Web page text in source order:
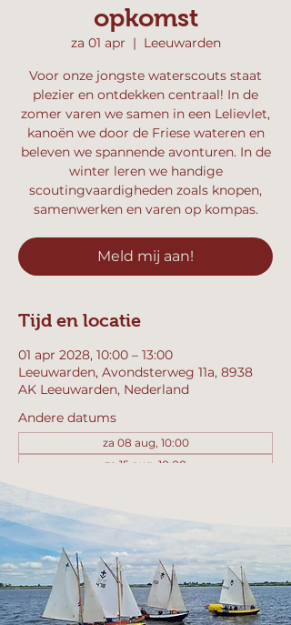
opkomst
za 01 apr
  |
Leeuwarden
Voor onze jongste waterscouts staat
plezier en ontdekken centraal! In de
zomer varen we samen in een Lelievlet,
kanoën we door de Friese wateren en
beleven we spannende avonturen. In de
winter leren we handige
scoutingvaardigheden zoals knopen,
samenwerken en varen op kompas.
Meld mij aan!
Tijd en locatie
01 apr 2028, 10:00 – 13:00
Leeuwarden, Avondsterweg 11a, 8938
AK Leeuwarden, Nederland
Andere datums
za 08 aug, 10:00
za 15 aug, 10:00
Bekijk alle 358 datums
Meld mij aan!